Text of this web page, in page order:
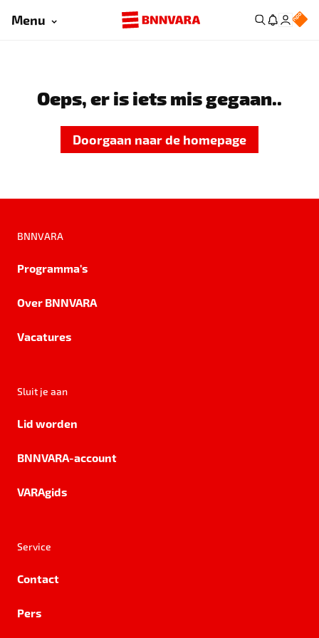
Menu
Oeps, er is iets mis gegaan..
Doorgaan naar de homepage
BNNVARA
Programma's
Over BNNVARA
Vacatures
Sluit je aan
Lid worden
BNNVARA-account
VARAgids
Service
Contact
Pers